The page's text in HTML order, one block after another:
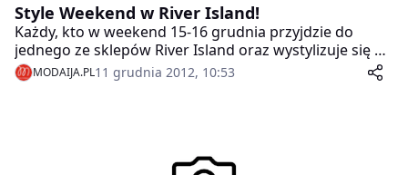
Style Weekend w River Island!
Każdy, kto w weekend 15-16 grudnia przyjdzie do
jednego ze sklepów River Island oraz wystylizuje się w
klimacie „PARTY” ma szansę na wygranie 700 zł na
zakupy!
MODAIJA.PL11 grudnia 2012, 10:53